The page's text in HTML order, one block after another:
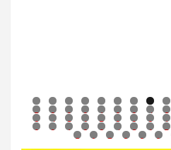
7 8 9 0 1 2 3 4 5
3 4 5 6 7 8 9 0 1
9 0 1 2 3 4 5 6 7
5 6 7 8 9 0